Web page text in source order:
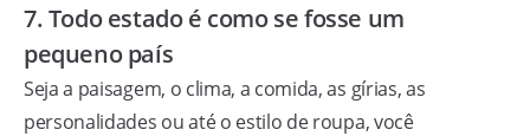
7. Todo estado é como se fosse um
pequeno país
Seja a paisagem, o clima, a comida, as gírias, as
personalidades ou até o estilo de roupa, você